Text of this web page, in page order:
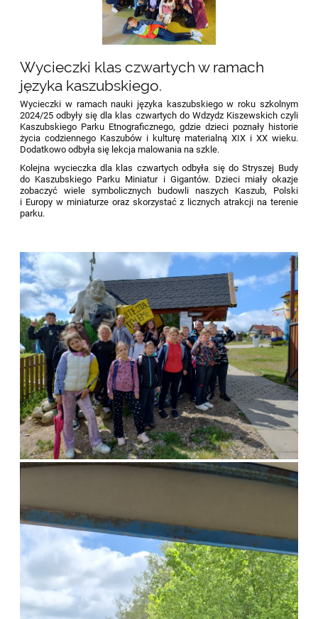
Wycieczki klas czwartych w ramach
języka kaszubskiego.
Wycieczki w ramach nauki języka kaszubskiego w roku szkolnym
2024/25 odbyły się dla klas czwartych do Wdzydz Kiszewskich czyli
Kaszubskiego Parku Etnograficznego, gdzie dzieci poznały historie
życia codziennego Kaszubów i kulturę materialną XIX i XX wieku.
Dodatkowo odbyła się lekcja malowania na szkle.
Kolejna wycieczka dla klas czwartych odbyła się do Stryszej Budy
do Kaszubskiego Parku Miniatur i Gigantów. Dzieci miały okazje
zobaczyć wiele symbolicznych budowli naszych Kaszub, Polski
i Europy w miniaturze oraz skorzystać z licznych atrakcji na terenie
parku.